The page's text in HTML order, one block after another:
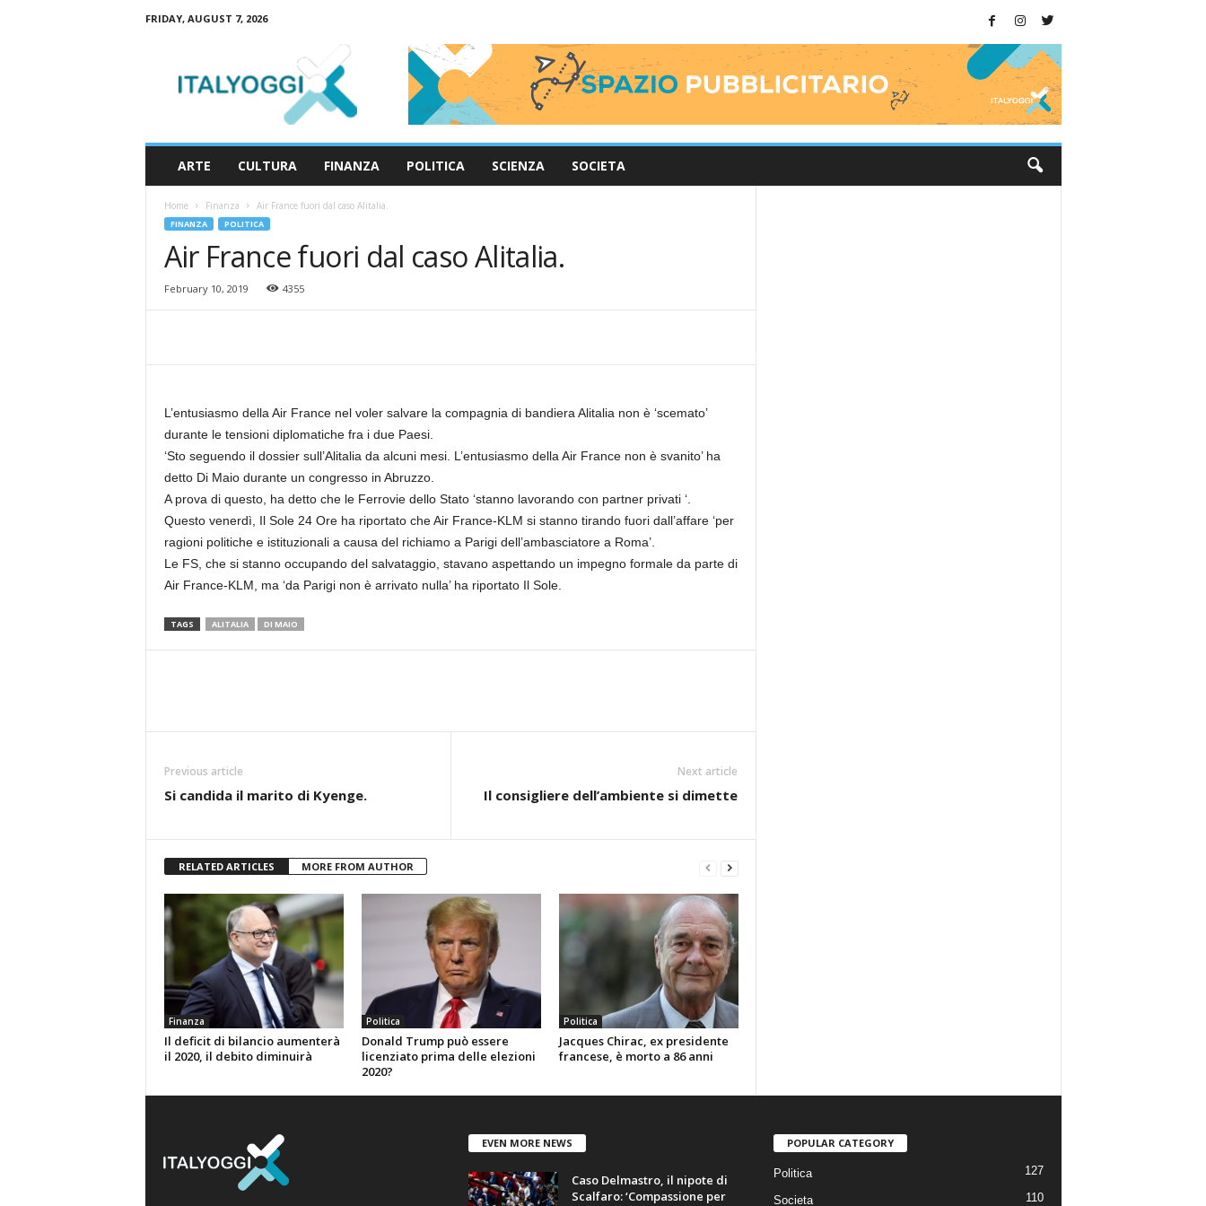
FRIDAY, AUGUST 7, 2026
ARTE CULTURA FINANZA POLITICA SCIENZA SOCIETA
Home Finanza Air France fuori dal caso Alitalia.
FINANZA POLITICA
Air France fuori dal caso Alitalia.
February 10, 2019 4355
L’entusiasmo della Air France nel voler salvare la compagnia di bandiera Alitalia non è ‘scemato’
durante le tensioni diplomatiche fra i due Paesi.
‘Sto seguendo il dossier sull’Alitalia da alcuni mesi. L’entusiasmo della Air France non è svanito’ ha
detto Di Maio durante un congresso in Abruzzo.
A prova di questo, ha detto che le Ferrovie dello Stato ‘stanno lavorando con partner privati ‘.
Questo venerdì, Il Sole 24 Ore ha riportato che Air France-KLM si stanno tirando fuori dall’affare ‘per
ragioni politiche e istituzionali a causa del richiamo a Parigi dell’ambasciatore a Roma’.
Le FS, che si stanno occupando del salvataggio, stavano aspettando un impegno formale da parte di
Air France-KLM, ma ‘da Parigi non è arrivato nulla’ ha riportato Il Sole.
TAGS ALITALIA DI MAIO
Previous article
Si candida il marito di Kyenge.
Next article
Il consigliere dell’ambiente si dimette
RELATED ARTICLES MORE FROM AUTHOR
Finanza
Il deficit di bilancio aumenterà
il 2020, il debito diminuirà
Politica
Donald Trump può essere
licenziato prima delle elezioni
2020?
Politica
Jacques Chirac, ex presidente
francese, è morto a 86 anni
EVEN MORE NEWS
Caso Delmastro, il nipote di
Scalfaro: ‘Compassione per
POPULAR CATEGORY
Politica 127
Societa 110